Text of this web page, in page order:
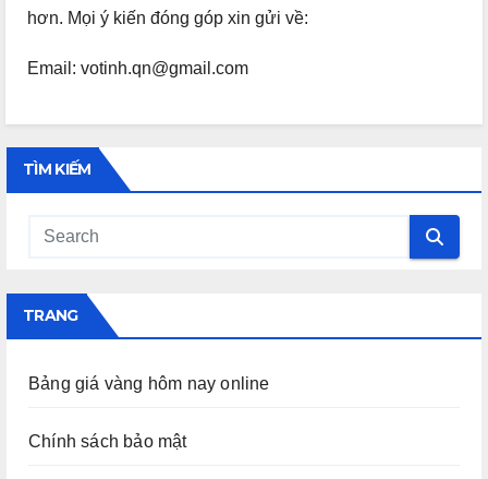
hơn. Mọi ý kiến đóng góp xin gửi về:
Email: votinh.qn@gmail.com
TÌM KIẾM
TRANG
Bảng giá vàng hôm nay online
Chính sách bảo mật